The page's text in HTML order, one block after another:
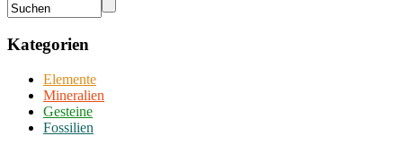
Kategorien
Elemente
Mineralien
Gesteine
Fossilien